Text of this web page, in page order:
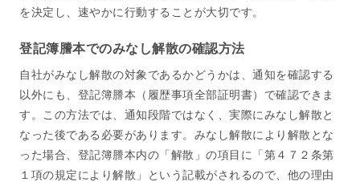
を決定し、速やかに行動することが大切です。
登記簿謄本でのみなし解散の確認方法
自社がみなし解散の対象であるかどうかは、通知を確認する
以外にも、登記簿謄本（履歴事項全部証明書）で確認できま
す。この方法では、通知段階ではなく、実際にみなし解散と
なった後である必要があります。みなし解散により解散とな
った場合、登記簿謄本内の「解散」の項目に「第４７２条第
１項の規定により解散」という記載がされるので、他の理由